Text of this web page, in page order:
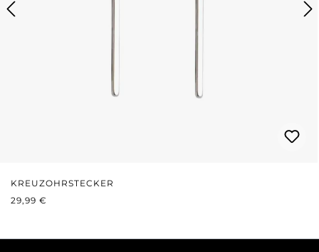
KREUZOHRSTECKER
REGULÄRER PREIS:
29,99 €